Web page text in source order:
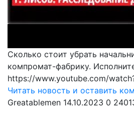
Сколько стоит убрать
компромат-фабрику.
https://www.youtube.com/
Читать новость и оставить
Greatablemen 14.10.2023 0